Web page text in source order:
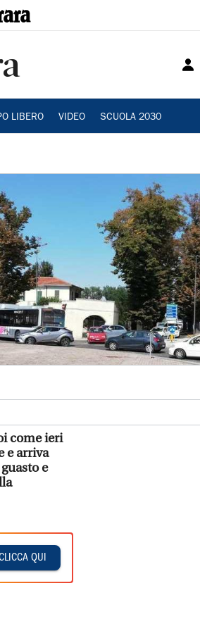
LIBERO VIDEO SCUOLA 2030
come ieri
e arriva
e
QUI